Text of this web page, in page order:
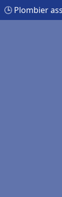
🕒 Plombier